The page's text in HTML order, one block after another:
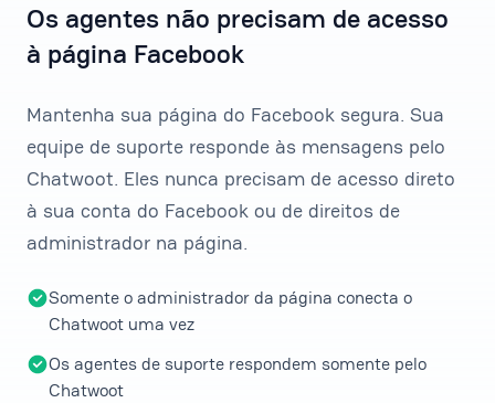
Os agentes não precisam de acesso
à página Facebook
Mantenha sua página do Facebook segura. Sua
equipe de suporte responde às mensagens pelo
Chatwoot. Eles nunca precisam de acesso direto
à sua conta do Facebook ou de direitos de
administrador na página.
Somente o administrador da página conecta o
Chatwoot uma vez
Os agentes de suporte respondem somente pelo
Chatwoot